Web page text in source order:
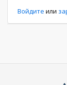
Войдите или